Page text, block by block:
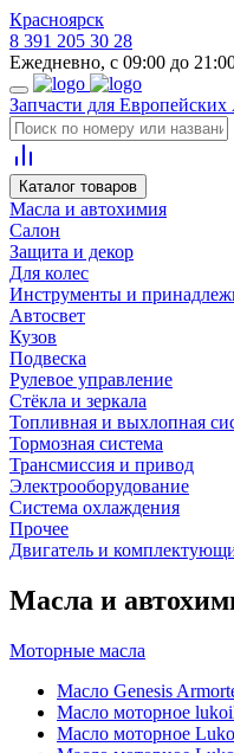
Красноярск
8 391 205 30 28
Ежедневно, с 09:00 до
Запчасти для
Каталог товаров
Масла и автохимия
Салон
Защита и декор
Для колес
Инструменты и
Автосвет
Кузов
Подвеска
Рулевое управление
Стёкла и зеркала
Топливная и выхлопная
Тормозная система
Трансмиссия и привод
Электрооборудование
Система охлаждения
Прочее
Двигатель и
Масла и
Моторные масла
Масло Genesis
Масло моторное
Масло моторное